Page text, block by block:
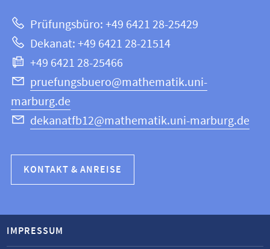
Website
und
Informatik
Prüfungsbüro: +49 6421 28-25429
Dekanat: +49 6421 28-21514
+49 6421 28-25466
pruefungsbuero@mathematik.uni-
marburg.de
dekanatfb12@mathematik.uni-marburg.de
KONTAKT & ANREISE
IMPRESSUM